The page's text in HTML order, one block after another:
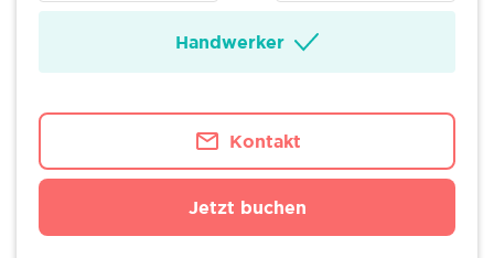
Handwerker
Kontakt
Jetzt buchen